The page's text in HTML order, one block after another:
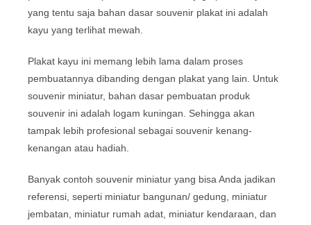
yang tentu saja bahan dasar souvenir plakat ini adalah
kayu yang terlihat mewah.
Plakat kayu ini memang lebih lama dalam proses
pembuatannya dibanding dengan plakat yang lain. Untuk
souvenir miniatur, bahan dasar pembuatan produk
souvenir ini adalah logam kuningan. Sehingga akan
tampak lebih profesional sebagai souvenir kenang-
kenangan atau hadiah.
Banyak contoh souvenir miniatur yang bisa Anda jadikan
referensi, seperti miniatur bangunan/ gedung, miniatur
jembatan, miniatur rumah adat, miniatur kendaraan, dan